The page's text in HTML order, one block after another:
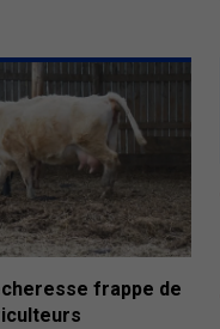
frappe de